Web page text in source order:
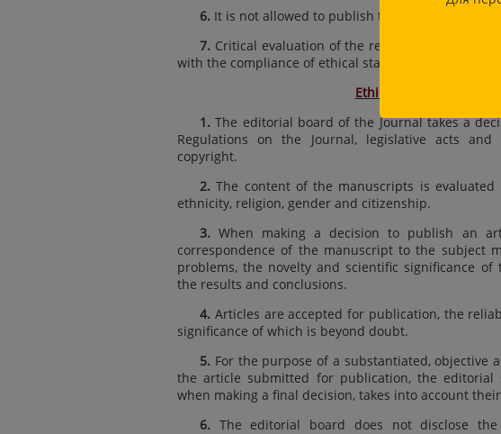
6. It is not allowed to publish the same
7. Critical evaluation of the research of other
with the compliance of ethical standards.
Ethical standards for
1. The editorial board of the Journal takes a
Regulations on the Journal, legislative acts
copyright.
2. The content of the manuscripts is
ethnicity, religion, gender and citizenship.
3. When making a decision to publish an
correspondence of the manuscript to the subject
problems, the novelty and scientific significance
the results and conclusions.
4. Articles are accepted for publication, the
significance of which is beyond doubt.
5. For the purpose of a substantiated, objective
the article submitted for publication, the editorial
when making a final decision, takes into account
6. The editorial board does not disclose